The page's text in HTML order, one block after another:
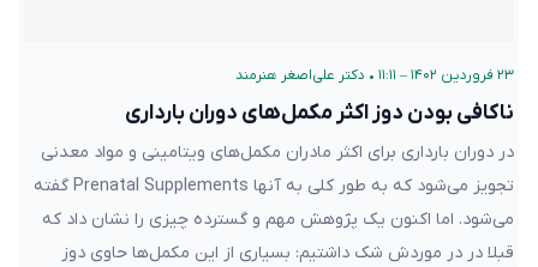
۲۳ فروردین ۱۴۰۲ – ۱۱:۱۱ • دکتر علی‌اصغر هنرمند
ناکافی بودن دوز اکثر مکمل‌های دوران بارداری
در دوران بارداری برای اکثر مادران مکمل‌های ویتامینی و مواد معدنی
تجویز می‌شود که به طور کلی به آنها Prenatal Supplements گفته
می‌شود. اما اکنون یک پژوهش مهم و گسترده چیزی را نشان داد که
قبلا در در موردش شک داشتیم: بسیاری از این مکمل‌ها حاوی دوز